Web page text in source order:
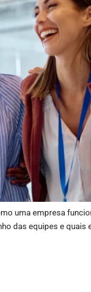
uma empresa
das equipes e